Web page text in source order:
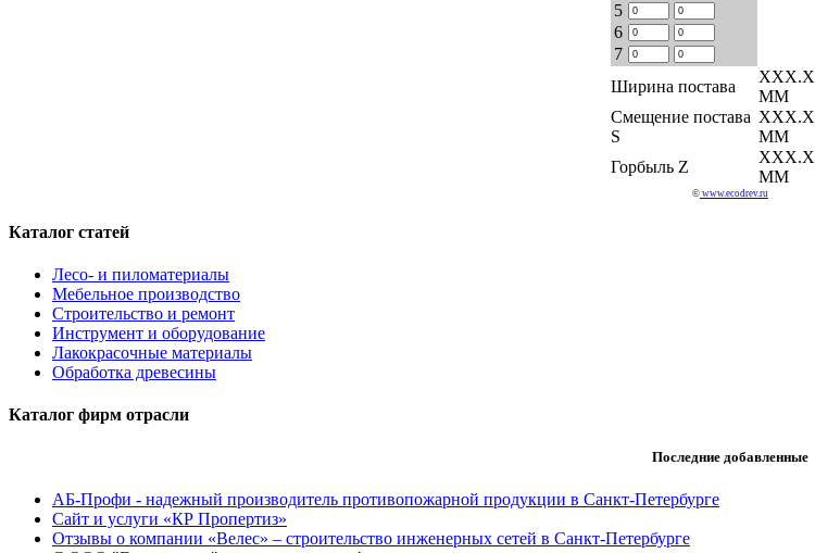
5
6
7
Ширина постава
ХХХ.Х
ММ
Смещение постава
S
ХХХ.Х
ММ
Горбыль Z
ХХХ.Х
ММ
© www.ecodrev.ru
Каталог статей
Лесо- и пиломатериалы
Мебельное производство
Строительство и ремонт
Инструмент и оборудование
Лакокрасочные материалы
Обработка древесины
Каталог фирм отрасли
Последние добавленные
АБ-Профи - надежный производитель противопожарной продукции в Санкт-Петербурге
Сайт и услуги «КР Пропертиз»
Отзывы о компании «Велес» – строительство инженерных сетей в Санкт-Петербурге